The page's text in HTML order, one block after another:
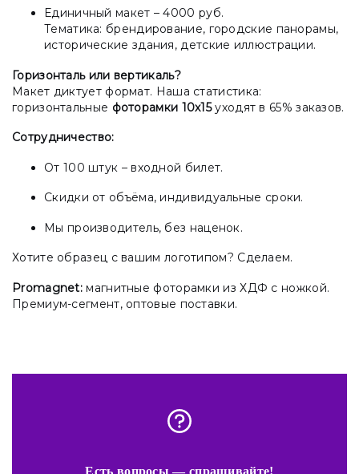
Единичный макет – 4000 руб.
Тематика: брендирование, городские панорамы,
исторические здания, детские иллюстрации.
Горизонталь или вертикаль?
Макет диктует формат. Наша статистика:
горизонтальные фоторамки 10х15уходят в 65% заказов.
Сотрудничество:
От 100 штук – входной билет.
Скидки от объёма, индивидуальные сроки.
Мы производитель, без наценок.
Хотите образец с вашим логотипом? Сделаем.
Promagnet: магнитные фоторамки из ХДФ с ножкой.
Премиум-сегмент, оптовые поставки.
Есть вопросы — спрашивайте!